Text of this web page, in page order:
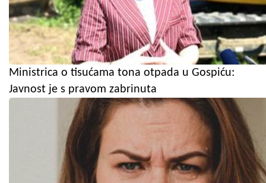
Ministrica o tisućama tona otpada u Gospiću:
Javnost je s pravom zabrinuta